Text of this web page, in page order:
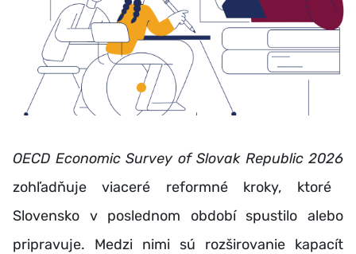
OECD Economic Survey ofSlovak Republic 2026
zohľadňuje viaceré reformné kroky, ktoré
Slovensko v poslednom období spustilo alebo
pripravuje. Medzi nimi sú rozširovanie kapacít